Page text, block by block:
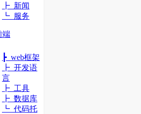
┣ 新闻
┗ 服务
端
┣ web框架
┣ 开发语
言
┣ 工具
┣ 数据库
┗ 代码托
是梦想